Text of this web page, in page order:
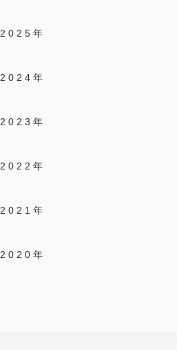
2025年
2024年
2023年
2022年
2021年
2020年